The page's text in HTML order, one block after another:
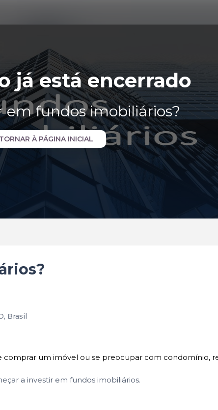
já está encerrado
em fundos imobiliários?
À PÁGINA INICIAL
Brasil
um imóvel ou se preocupar com condomínio,
a investir em fundos imobiliários.